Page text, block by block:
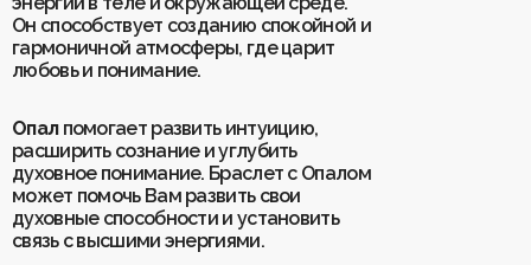
Для клиентов
Оплата
Гарантия и возврат
Услуги по ремонту
Обучение «Браслеты Мастера: искусство
и бизнес с камнями»
Рекомендации по уходу
О Keklik
Отзывы
Контакты
Политика конфиденциальности
Пользовательское соглашение
Он способствует созданию спокойной и
гармоничной атмосферы, где царит
любовь и понимание.
Опалпомогает развить интуицию,
расширить сознание и углубить
духовное понимание. Браслет с Опалом
может помочь Вам развить свои
духовные способности и установить
связь с высшими энергиями.